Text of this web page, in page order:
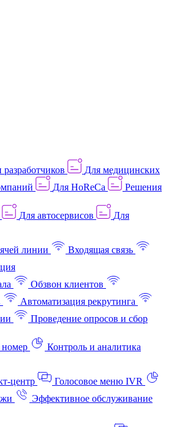
Для медицинских
Для HoReCa
Решения
Для автосервисов
Для
линии
Входящая связь
Обзвон клиентов
Автоматизация рекрутинга
Проведение опросов и сбор
номер
Контроль и аналитика
Голосовое меню IVR
Эффективное обслуживание